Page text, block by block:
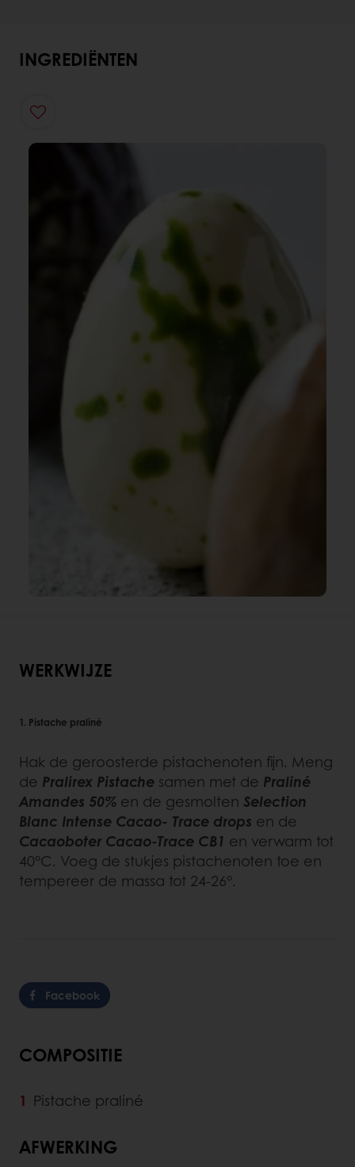
INGREDIËNTEN
WERKWIJZE
1. Pistache praliné
Hak de geroosterde pistachenoten fijn. Meng
de Pralirex Pistache samen met de Praliné
Amandes 50% en de gesmolten Selection
Blanc Intense Cacao- Trace drops en de
Cacaoboter Cacao-Trace CB1 en verwarm tot
40°C. Voeg de stukjes pistachenoten toe en
tempereer de massa tot 24-26°.
Facebook
COMPOSITIE
Pistache praliné
AFWERKING